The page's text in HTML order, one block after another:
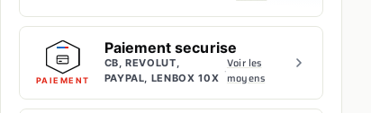
PAIEMENT
Paiement securise
CB, REVOLUT,
PAYPAL, LENBOX 10X ·Voir les
moyens